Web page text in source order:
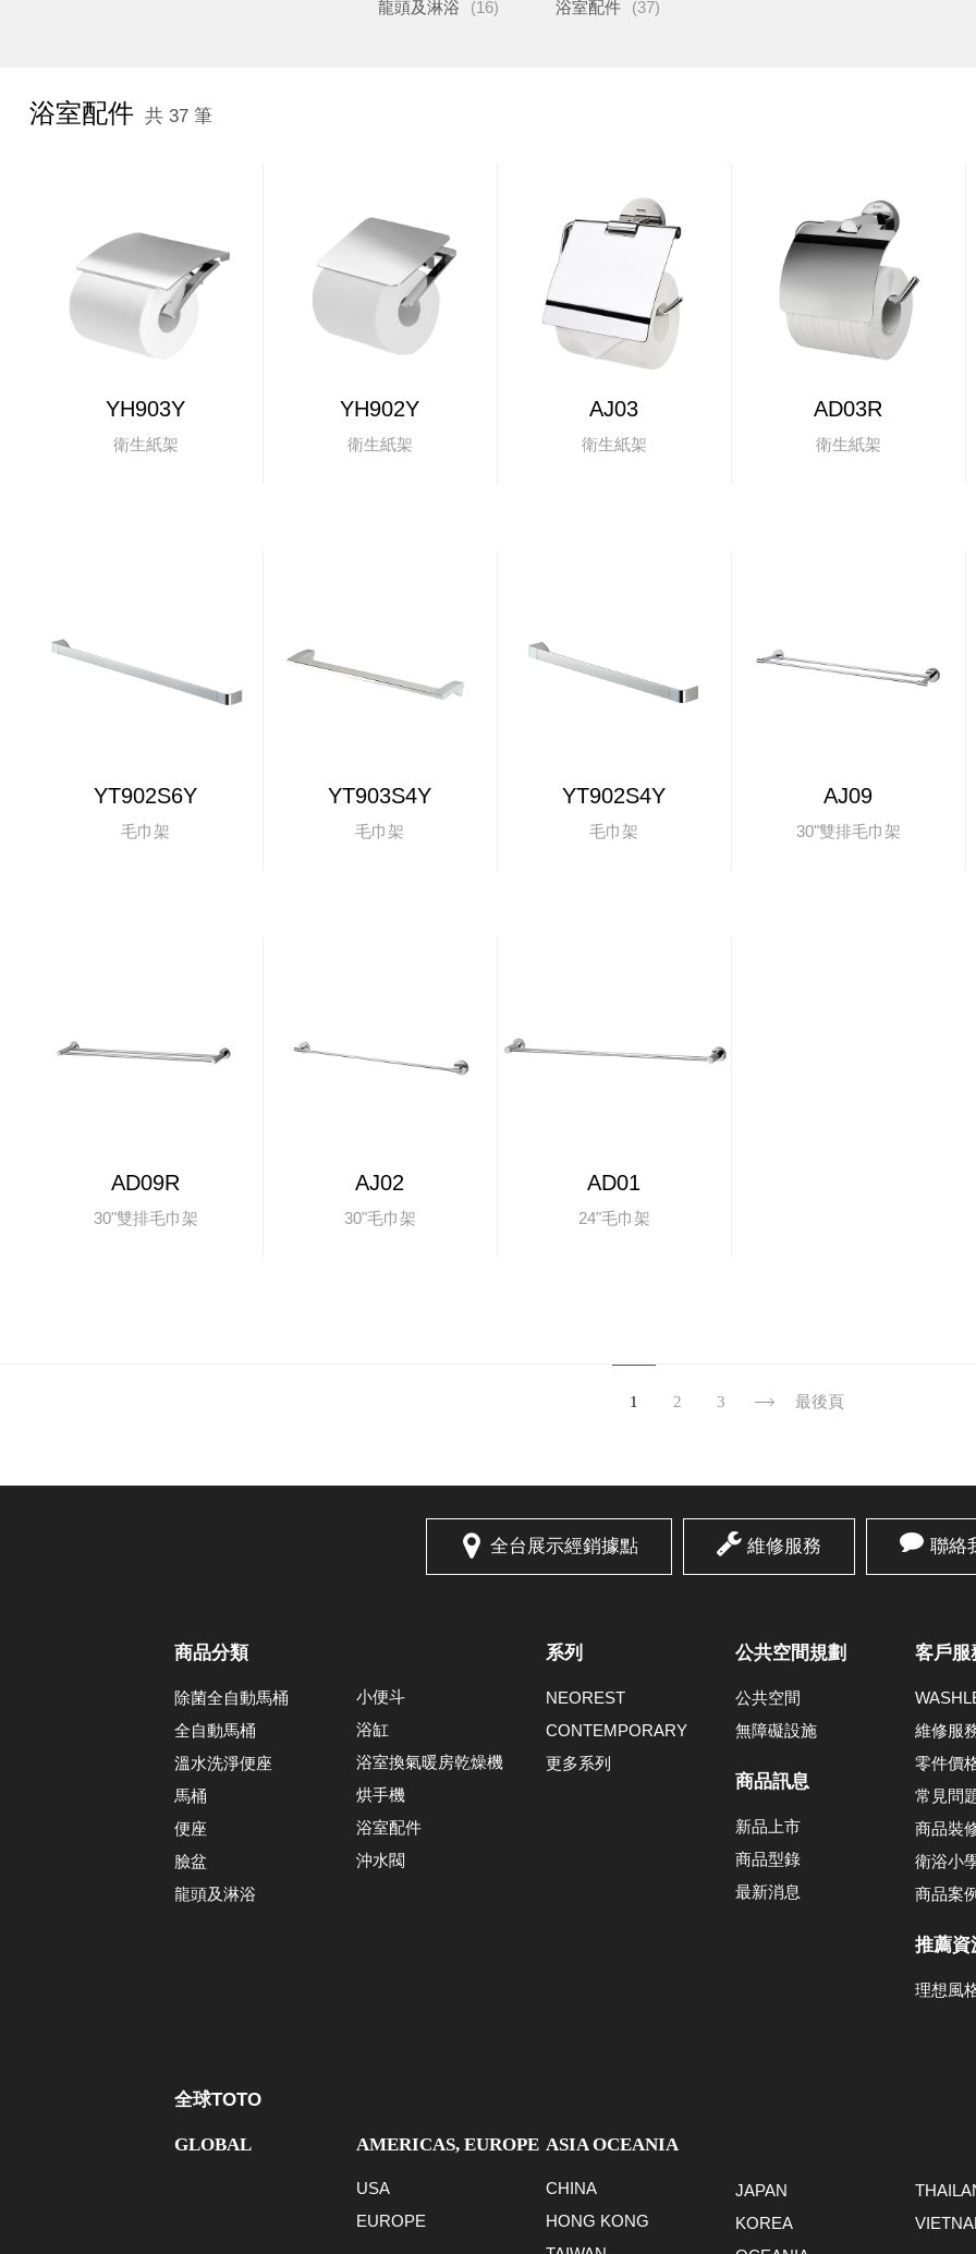
龍頭及淋浴
(16) 浴室配件 (37)
浴室配件 共 37 筆
YH903Y
衛生紙架
YH902Y
衛生紙架
AJ03
衛生紙架
AD03R
衛生紙架
YT902S6Y
毛巾架
YT903S4Y
毛巾架
YT902S4Y
毛巾架
AJ09
30"雙排毛巾架
AD09R
30"雙排毛巾架
AJ02
30"毛巾架
AD01
24"毛巾架
1 2 3 最後頁
全台展示經銷據點 維修服務 聯絡
商品分類
除菌全自動馬桶
全自動馬桶
溫水洗淨便座
馬桶
便座
臉盆
龍頭及淋浴
小便斗
浴缸
浴室換氣暖房乾燥機
烘手機
浴室配件
沖水閥
系列
NEOREST
CONTEMPORARY
更多系列
公共空間規劃
公共空間
無障礙設施
商品訊息
新品上市
商品型錄
最新消息
客戶服
維修服
零件價
常見問
商品裝
衛浴小
商品案
推薦資
理想風
全球TOTO
GLOBAL AMERICAS, EUROPE
USA
EUROPE
ASIA OCEANIA
CHINA
HONG KONG
JAPAN
KOREA